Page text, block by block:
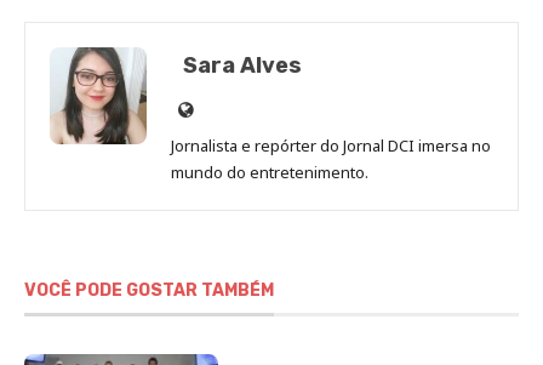
Sara Alves
Site
de
Sara
Jornalista e repórter do Jornal DCI imersa no
mundo do entretenimento.
VOCÊ PODE GOSTAR TAMBÉM